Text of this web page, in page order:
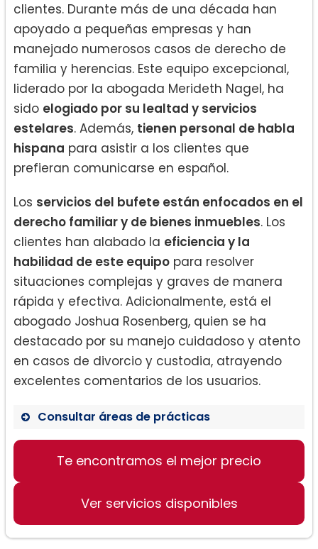
clientes. Durante más de una década han
apoyado a pequeñas empresas y han
manejado numerosos casos de derecho de
familia y herencias. Este equipo excepcional,
liderado por la abogada Merideth Nagel, ha
sido elogiado por su lealtad y servicios
estelares. Además, tienen personal de habla
hispana para asistir a los clientes que
prefieran comunicarse en español.
Los servicios del bufete están enfocados en el
derecho familiar y de bienes inmuebles. Los
clientes han alabado la eficiencia y la
habilidad de este equipo para resolver
situaciones complejas y graves de manera
rápida y efectiva. Adicionalmente, está el
abogado Joshua Rosenberg, quien se ha
destacado por su manejo cuidadoso y atento
en casos de divorcio y custodia, atrayendo
excelentes comentarios de los usuarios.
Consultar áreas de prácticas
Derecho de familia
Herencias
Asesoría a pequeñas empresas
Te encontramos el mejor precio
Ver servicios disponibles